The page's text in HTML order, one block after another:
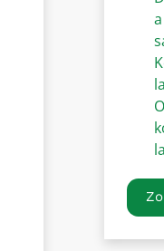
a